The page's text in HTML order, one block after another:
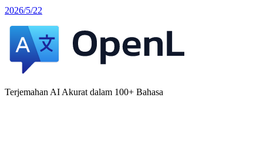
2026/5/22
Terjemahan AI Akurat dalam 100+ Bahasa